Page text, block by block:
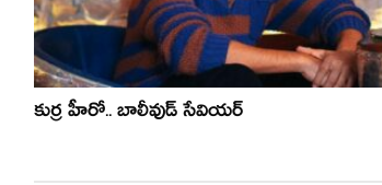
కుర్ర హీరో.. బాలీవుడ్ సేవియర్